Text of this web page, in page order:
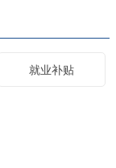
就业补贴